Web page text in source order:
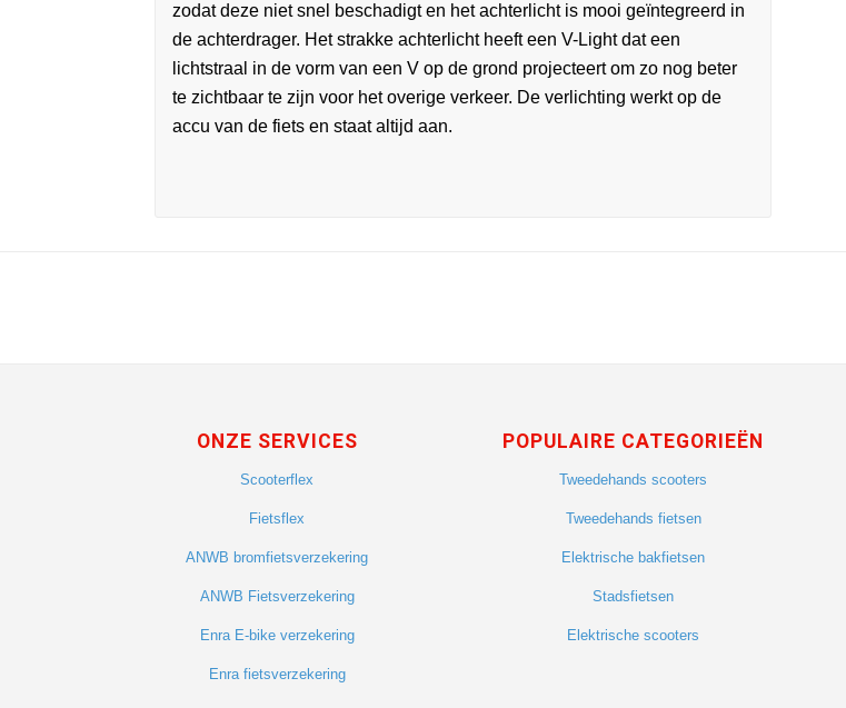
zodat deze niet snel beschadigt en het achterlicht is mooi geïntegreerd in
de achterdrager. Het strakke achterlicht heeft een V-Light dat een
lichtstraal in de vorm van een V op de grond projecteert om zo nog beter
te zichtbaar te zijn voor het overige verkeer. De verlichting werkt op de
accu van de fiets en staat altijd aan.
ONZE SERVICES
Scooterflex
Fietsflex
ANWB bromfietsverzekering
ANWB Fietsverzekering
Enra E-bike verzekering
Enra fietsverzekering
POPULAIRE CATEGORIEËN
Tweedehands scooters
Tweedehands fietsen
Elektrische bakfietsen
Stadsfietsen
Elektrische scooters